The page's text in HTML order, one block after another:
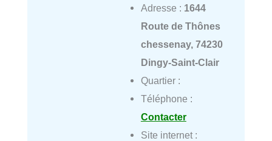
Adresse : 1644
Route de Thônes
chessenay, 74230
Dingy-Saint-Clair
Quartier :
Téléphone :
Contacter
Site internet :